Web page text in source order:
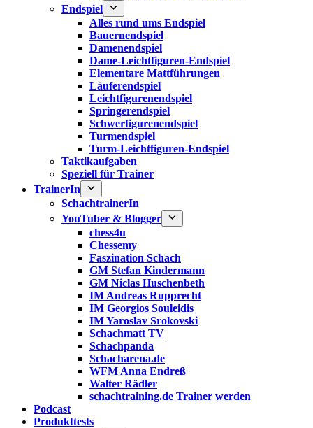
Endspiel
Alles rund ums Endspiel
Bauernendspiel
Damenendspiel
Dame-Leichtfiguren-Endspiel
Elementare Mattführungen
Läuferendspiel
Leichtfigurenendspiel
Springerendspiel
Schwerfigurenendspiel
Turmendspiel
Turm-Leichtfiguren-Endspiel
Taktikaufgaben
Speziell für Trainer
TrainerIn
SchachtrainerIn
YouTuber & Blogger
chess4u
Chessemy
Faszination Schach
GM Stefan Kindermann
GM Niclas Huschenbeth
IM Andreas Rupprecht
IM Georgios Souleidis
IM Yaroslav Srokovski
Schachmatt TV
Schachpanda
Schacharena.de
WFM Anna Endreß
Walter Rädler
schachtraining.de Trainer werden
Podcast
Produkttests